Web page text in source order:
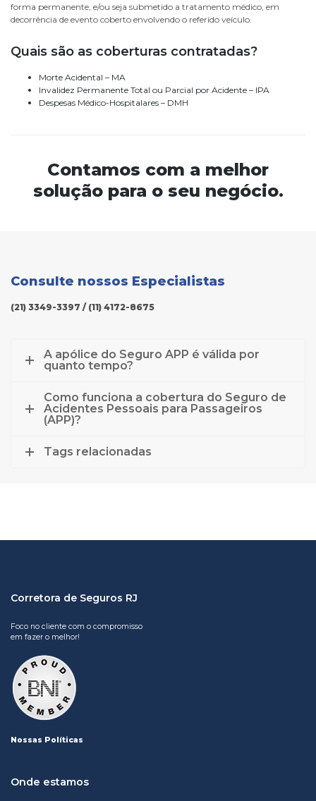
forma permanente, e/ou seja submetido a tratamento médico, em
decorrência de evento coberto envolvendo o referido veículo.
Quais são as coberturas contratadas?
Morte Acidental – MA
Invalidez Permanente Total ou Parcial por Acidente – IPA
Despesas Médico-Hospitalares – DMH
Contamos com a melhor
solução para o seu negócio.
Consulte nossos Especialistas
(21) 3349-3397 / (11) 4172-8675
A apólice do Seguro APP é válida por
quanto tempo?
Como funciona a cobertura do Seguro de
Acidentes Pessoais para Passageiros
(APP)?
Tags relacionadas
Corretora de Seguros RJ
Foco no cliente com o compromisso
em fazer o melhor!
Nossas Políticas
Onde estamos